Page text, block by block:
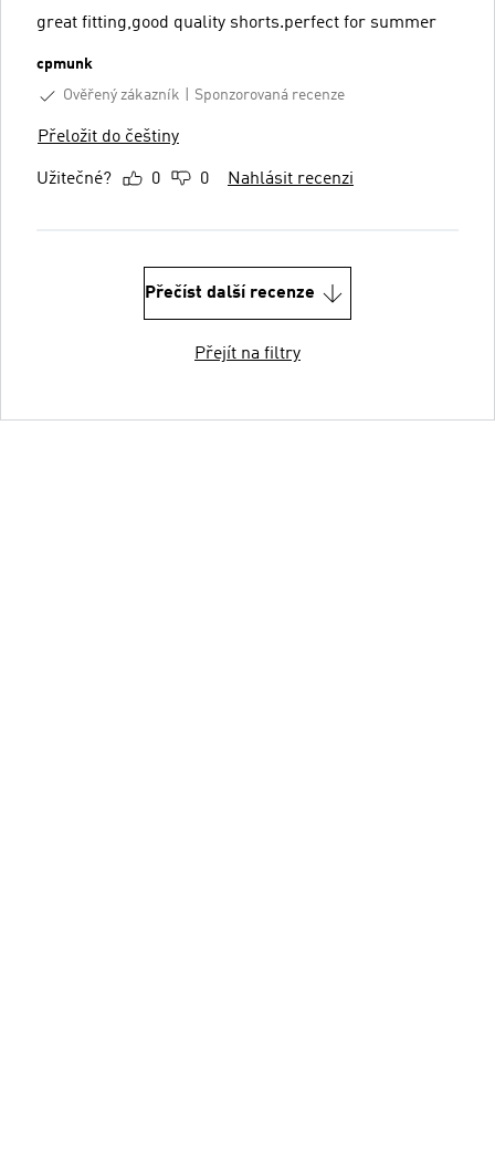
great fitting,good quality shorts.perfect for summer
cpmunk
Ověřený zákazník
Sponzorovaná recenze
Přeložit do češtiny
Užitečné? 0 0 Nahlásit recenzi
Přečíst další recenze
Přejít na filtry